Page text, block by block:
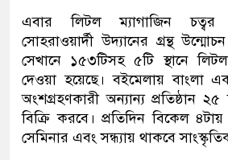
এবার লিটল ম্যাগাজিন চত্বর
সোহরাওয়ার্দী উদ্যানের গ্রন্থ
সেখানে ১৫৩টিসহ ৫টি স্থানে
দেওয়া হয়েছে। বইমেলায় বাংলা
অংশগ্রহণকারী অন্যান্য প্রতিষ্ঠান
বিক্রি করবে। প্রতিদিন বিকেল
সেমিনার এবং সন্ধ্যায় থাকবে